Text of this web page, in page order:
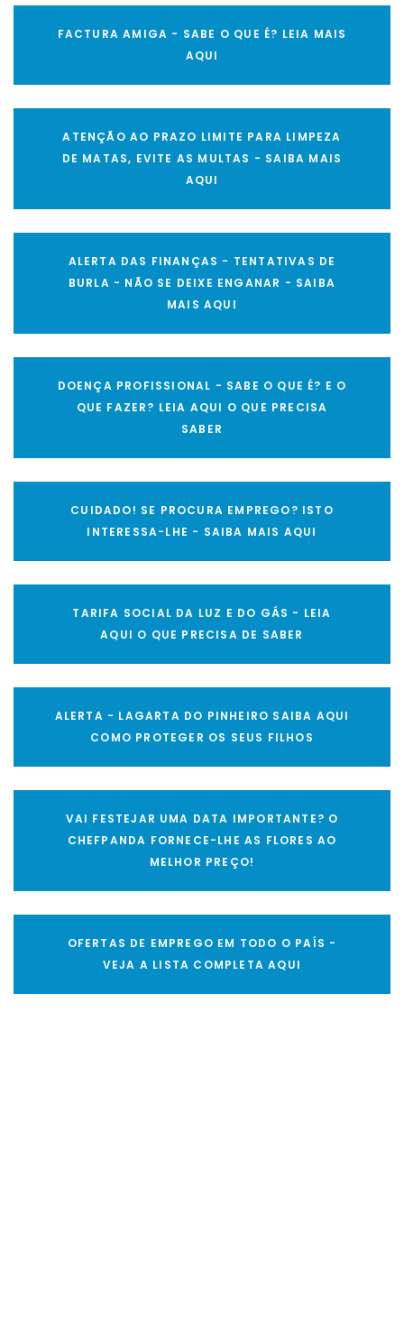
FACTURA AMIGA - SABE O QUE É? LEIA MAIS
AQUI
ATENÇÃO AO PRAZO LIMITE PARA LIMPEZA
DE MATAS, EVITE AS MULTAS - SAIBA MAIS
AQUI
ALERTA DAS FINANÇAS - TENTATIVAS DE
BURLA - NÃO SE DEIXE ENGANAR - SAIBA
MAIS AQUI
DOENÇA PROFISSIONAL - SABE O QUE É? E O
QUE FAZER? LEIA AQUI O QUE PRECISA
SABER
CUIDADO! SE PROCURA EMPREGO? ISTO
INTERESSA-LHE - SAIBA MAIS AQUI
TARIFA SOCIAL DA LUZ E DO GÁS - LEIA
AQUI O QUE PRECISA DE SABER
ALERTA - LAGARTA DO PINHEIRO SAIBA AQUI
COMO PROTEGER OS SEUS FILHOS
VAI FESTEJAR UMA DATA IMPORTANTE? O
CHEFPANDA FORNECE-LHE AS FLORES AO
MELHOR PREÇO!
OFERTAS DE EMPREGO EM TODO O PAÍS -
VEJA A LISTA COMPLETA AQUI